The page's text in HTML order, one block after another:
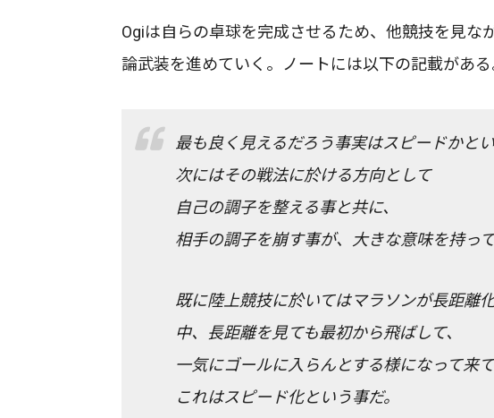
Ogiは自らの卓球を完成させるため、他競技を見な
論武装を進めていく。ノートには以下の記載がある
最も良く見えるだろう事実はスピードかとい
次にはその戦法に於ける方向として
自己の調子を整える事と共に、
相手の調子を崩す事が、大きな意味を持って
既に陸上競技に於いてはマラソンが長距離化
中、長距離を見ても最初から飛ばして、
一気にゴールに入らんとする様になって来て
これはスピード化という事だ。